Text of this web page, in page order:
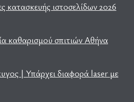
κατασκευής ιστοσελίδων 2026
καθαρισμού σπιτιών Αθήνα
| Υπάρχει διαφορά laser με